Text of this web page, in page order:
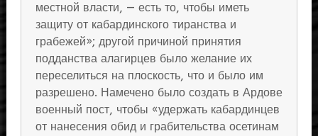
местной власти, — есть то, чтобы иметь
защиту от кабардинского тиранства и
грабежей»; другой причиной принятия
подданства алагирцев было желание их
переселиться на плоскость, что и было им
разрешено. Намечено было создать в Ардове
военный пост, чтобы «удержать кабардинцев
от нанесения обид и грабительства осетинам